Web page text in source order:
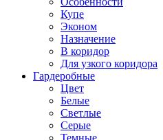
Купе
Эконом
Назначение
В коридор
Для узкого коридора
Гардеробные
Цвет
Белые
Светлые
Серые
Темные